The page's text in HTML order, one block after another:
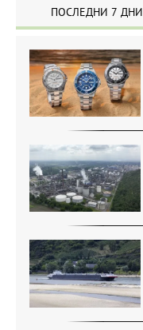
ПОСЛЕДНИ 7 ДНИ